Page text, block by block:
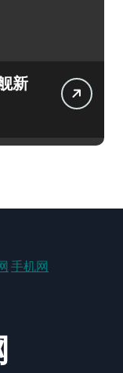
新
手机网